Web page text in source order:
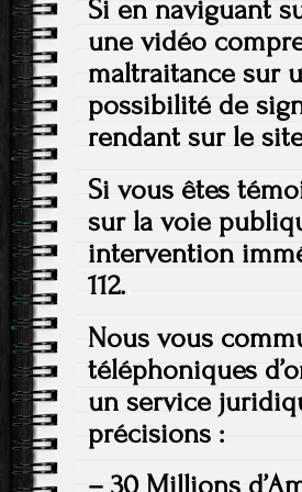
Si en naviguant
une vidéo
maltraitance sur
possibilité de
rendant sur le
Si vous êtes
sur la voie
intervention
112.
Nous vous
téléphoniques
un service
précisions :